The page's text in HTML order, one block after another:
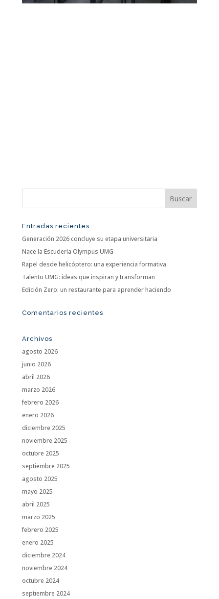
Entradas recientes
Generación 2026 concluye su etapa universitaria
Nace la Escudería Olympus UMG
Rapel desde helicóptero: una experiencia formativa
Talento UMG: ideas que inspiran y transforman
Edición Zero: un restaurante para aprender haciendo
Comentarios recientes
Archivos
agosto 2026
junio 2026
abril 2026
marzo 2026
febrero 2026
enero 2026
diciembre 2025
noviembre 2025
octubre 2025
septiembre 2025
agosto 2025
mayo 2025
abril 2025
marzo 2025
febrero 2025
enero 2025
diciembre 2024
noviembre 2024
octubre 2024
septiembre 2024